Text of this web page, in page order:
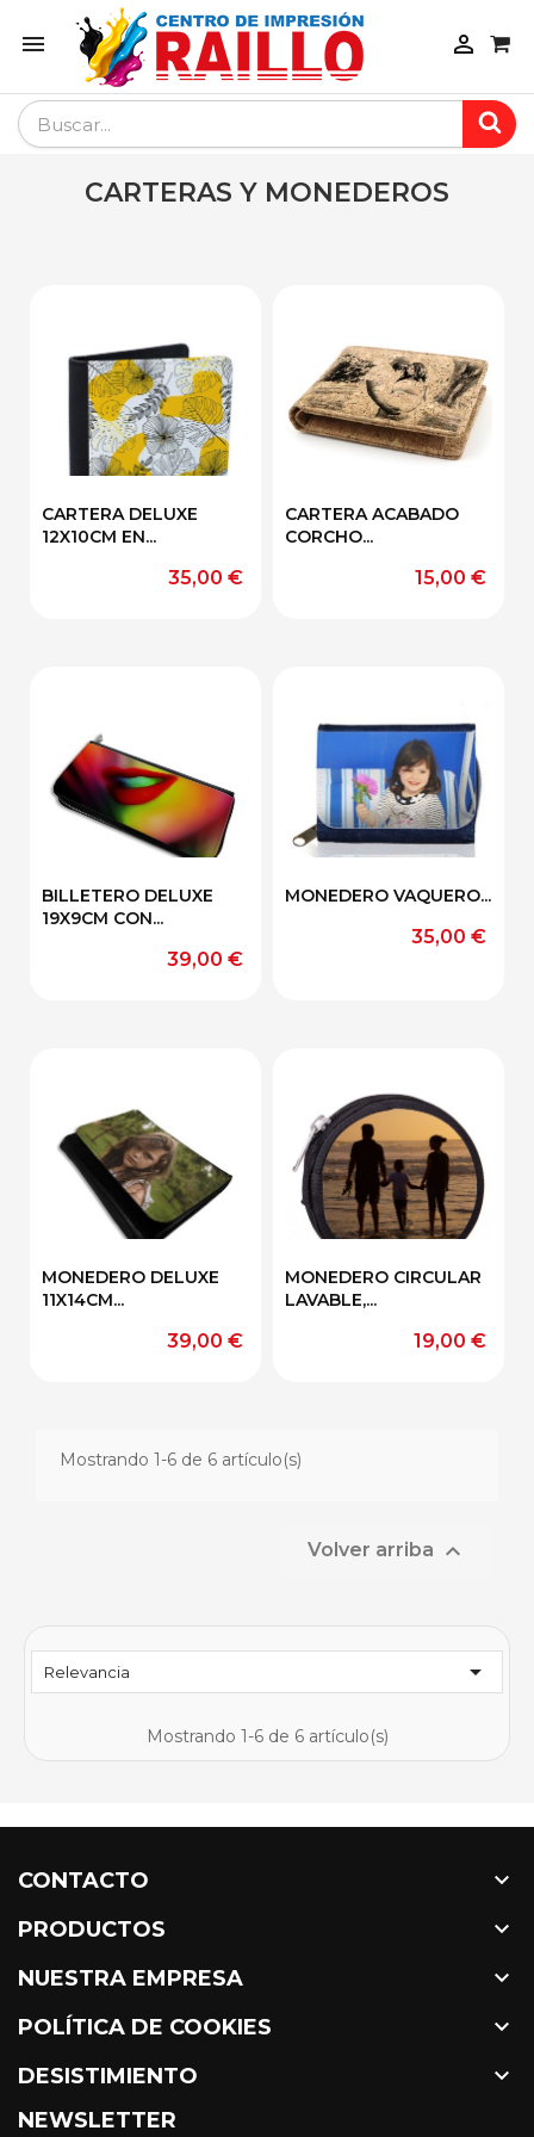
 
CARTERAS Y MONEDEROS
Relevancia 
Mostrando 1-6 de 6 artículo(s)
CARTERA DELUXE
12X10CM EN...
Precio
35,00 €
CARTERA ACABADO
CORCHO...
Precio
15,00 €
BILLETERO DELUXE
19X9CM CON...
Precio
39,00 €
MONEDERO VAQUERO...
Precio
35,00 €
MONEDERO DELUXE
11X14CM...
Precio
39,00 €
MONEDERO CIRCULAR
LAVABLE,...
Precio
19,00 €
Mostrando 1-6 de 6 artículo(s)
Volver arriba 
CONTACTO 
PRODUCTOS 
NUESTRA EMPRESA 
POLÍTICA DE COOKIES 
DESISTIMIENTO 
NEWSLETTER